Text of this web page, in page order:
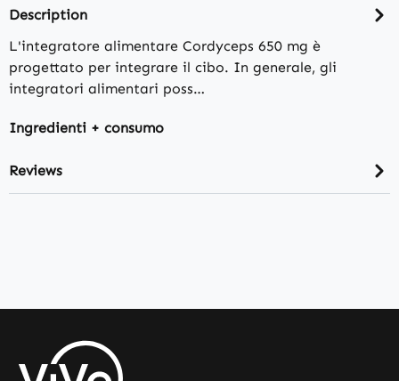
Description
L'integratore alimentare Cordyceps 650 mg è
progettato per integrare il cibo. In generale, gli
integratori alimentari poss…
Ingredienti + consumo
Reviews